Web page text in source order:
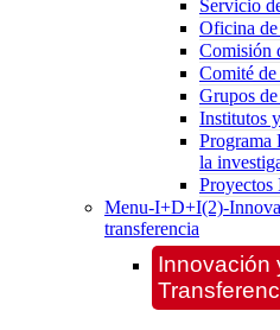
Servicio
Oficina
Comisión
Comité
Grupos
Institutos
Programa
la
Menu-I+D+I(2)-
transferencia
Innovación